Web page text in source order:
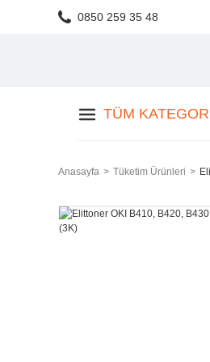
0850 259 35 48
TÜM
Anasayfa Tüketim Ürünleri